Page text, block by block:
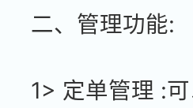
二、管理功能:
1> 定单管理 :